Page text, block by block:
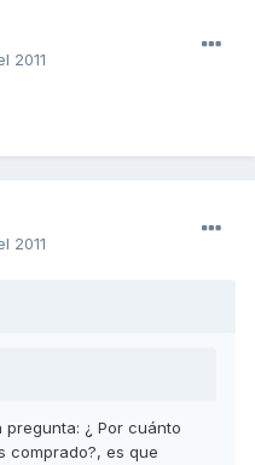
2011
2011
¿ Por cuánto
comprado?, es que